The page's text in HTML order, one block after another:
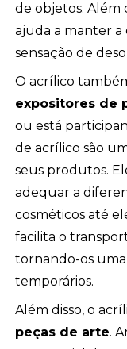
de objetos. Além
ajuda a manter a
sensação de
O acrílico
expositores de
ou está
de acrílico são
seus produtos.
adequar a
cosméticos até
facilita o
tornando-os
temporários.
Além disso, o
peças de arte.